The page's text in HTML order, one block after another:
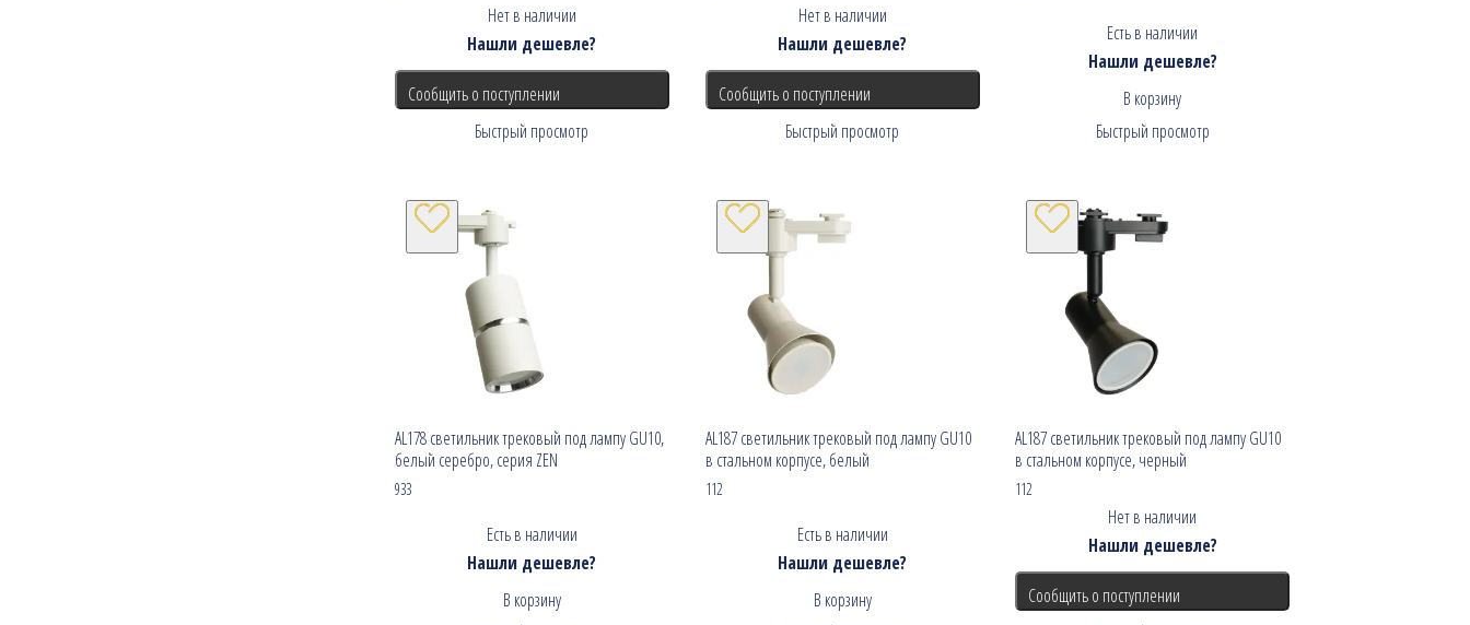
Нет в наличии
Нашли дешевле?
Сообщить о поступлении
Быстрый просмотр
Нет в наличии
Нашли дешевле?
Сообщить о поступлении
Быстрый просмотр
Есть в наличии
Нашли дешевле?
В корзину
Быстрый просмотр
AL178 светильник трековый под лампу GU10,
белый серебро, серия ZEN
933
Есть в наличии
Нашли дешевле?
В корзину
AL187 светильник трековый под лампу GU10
в стальном корпусе, белый
112
Есть в наличии
Нашли дешевле?
В корзину
AL187 светильник трековый под лампу GU10
в стальном корпусе, черный
112
Нет в наличии
Нашли дешевле?
Сообщить о поступлении